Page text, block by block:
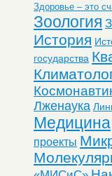
Здоровье – это
Зоология
История
государства
Лженаука
Медицина
проекты